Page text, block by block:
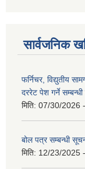
सार्वजनिक
फर्निचर, विद्युतीय
दररेट पेश गर्ने
मिति: 07/30/2026
बोल पत्र सम्बन्धी
मिति: 12/23/2025